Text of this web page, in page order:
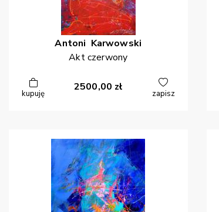
Antoni Karwowski
Akt czerwony
kupuję
2500,00 zł
zapisz